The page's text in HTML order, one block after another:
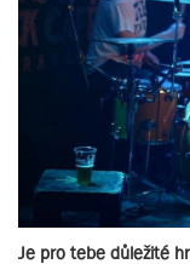
Je pro tebe důležité